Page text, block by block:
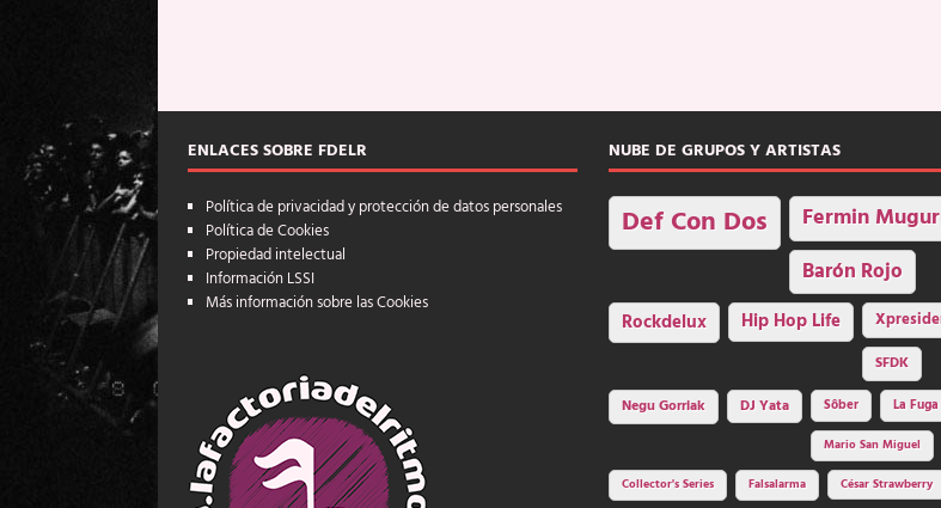
ENLACES SOBRE FDELR
Política de privacidad y protección de datos personales
Política de Cookies
Propiedad intelectual
Información LSSI
Más información sobre las Cookies
NUBE DE GRUPOS Y ARTISTAS
Def Con Dos Fermin
Barón Rojo
Rockdelux Hip Hop Life
SFDK
Negu Gorriak
DJ Yata Sôber
La Fuga
Mario San Miguel
Collector's Series
Falsalarma César Strawberry